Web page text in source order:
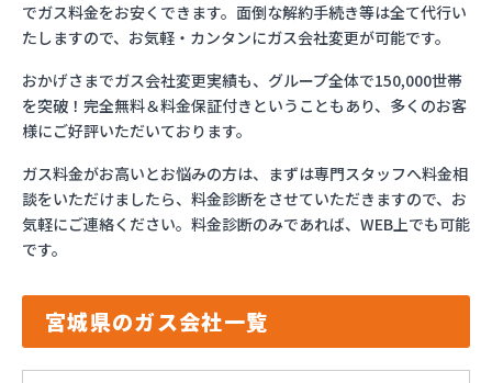
でガス料金をお安くできます。面倒な解約手続き等は全て代行い
たしますので、お気軽・カンタンにガス会社変更が可能です。
おかげさまでガス会社変更実績も、グループ全体で150,000世帯
を突破！完全無料＆料金保証付きということもあり、多くのお客
様にご好評いただいております。
ガス料金がお高いとお悩みの方は、まずは専門スタッフへ料金相
談をいただけましたら、料金診断をさせていただきますので、お
気軽にご連絡ください。料金診断のみであれば、WEB上でも可能
です。
宮城県のガス会社一覧